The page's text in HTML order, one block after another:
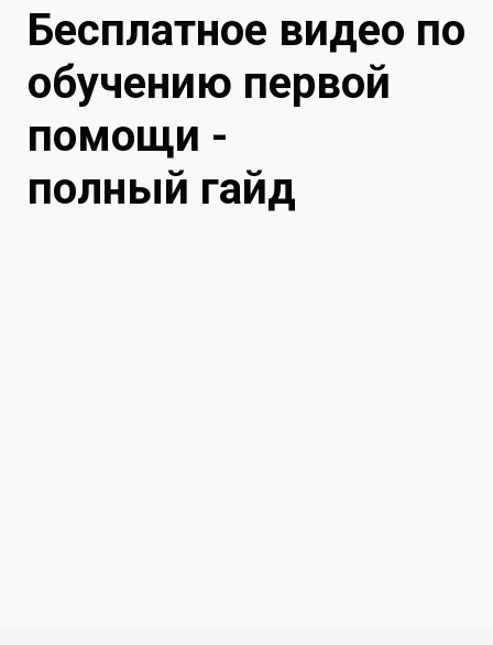
Бесплатное видео по
обучению первой
помощи -
полный гайд